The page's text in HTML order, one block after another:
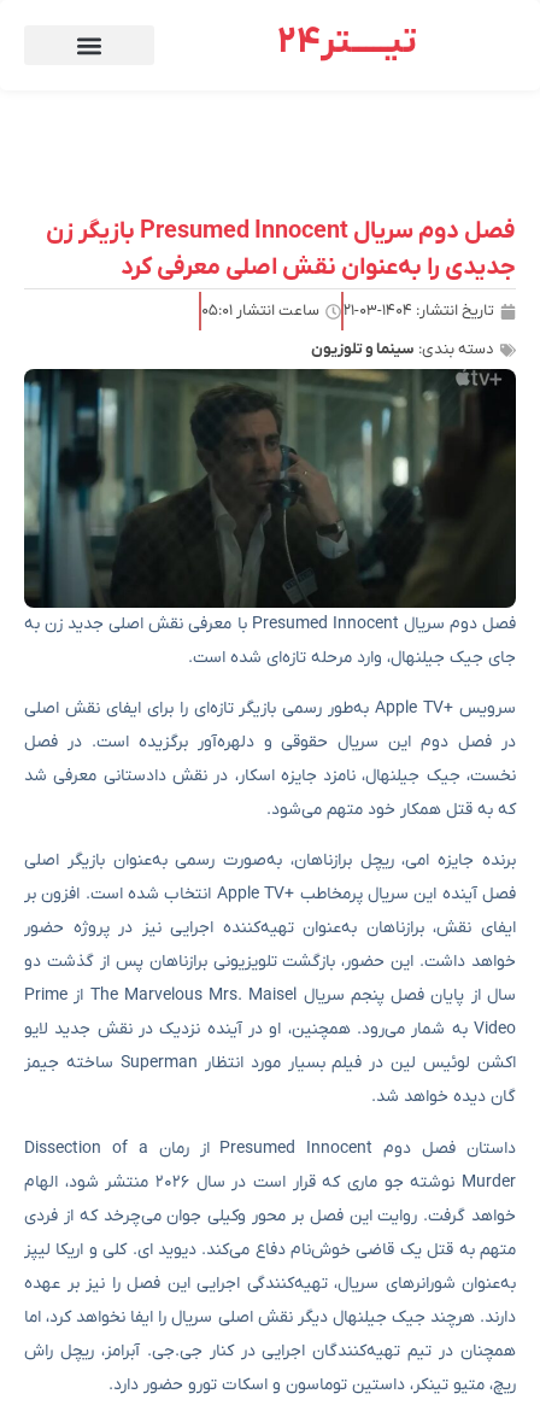
تیـــــتر24
فصل دوم سریال Presumed Innocent بازیگر زن
جدیدی را به‌عنوان نقش اصلی معرفی کرد
تاریخ انتشار: ۱۴۰۴-۰۳-۲۱ ساعت انتشار ۰۵:۰۱
دسته بندی: سینما و تلوزیون
فصل دوم سریال Presumed Innocent با معرفی نقش اصلی جدید زن به
جای جیک جیلنهال، وارد مرحله تازه‌ای شده است.
سرویس +Apple TV به‌طور رسمی بازیگر تازه‌ای را برای ایفای نقش اصلی
در فصل دوم این سریال حقوقی و دلهره‌آور برگزیده است. در فصل
نخست، جیک جیلنهال، نامزد جایزه اسکار، در نقش دادستانی معرفی شد
که به قتل همکار خود متهم می‌شود.
برنده جایزه امی، ریچل برازناهان، به‌صورت رسمی به‌عنوان بازیگر اصلی
فصل آینده این سریال پرمخاطب +Apple TV انتخاب شده است. افزون بر
ایفای نقش، برازناهان به‌عنوان تهیه‌کننده اجرایی نیز در پروژه حضور
خواهد داشت. این حضور، بازگشت تلویزیونی برازناهان پس از گذشت دو
سال از پایان فصل پنجم سریال The Marvelous Mrs. Maisel از Prime
Video به شمار می‌رود. همچنین، او در آینده نزدیک در نقش جدید لایو
اکشن لوئیس لین در فیلم بسیار مورد انتظار Superman ساخته جیمز
گان دیده خواهد شد.
داستان فصل دوم Presumed Innocent از رمان Dissection of a
Murder نوشته جو ماری که قرار است در سال ۲۰۲۶ منتشر شود، الهام
خواهد گرفت. روایت این فصل بر محور وکیلی جوان می‌چرخد که از فردی
متهم به قتل یک قاضی خوش‌نام دفاع می‌کند. دیوید ای. کلی و اریکا لیپز
به‌عنوان شورانرهای سریال، تهیه‌کنندگی اجرایی این فصل را نیز بر عهده
دارند. هرچند جیک جیلنهال دیگر نقش اصلی سریال را ایفا نخواهد کرد، اما
همچنان در تیم تهیه‌کنندگان اجرایی در کنار جی.جی. آبرامز، ریچل راش
ریچ، متیو تینکر، داستین توماسون و اسکات تورو حضور دارد.